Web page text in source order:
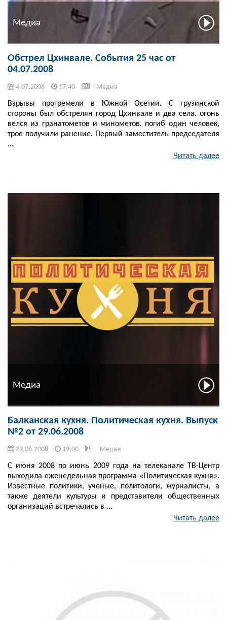
Медиа
Обстрел Цхинвале. События 25 час от
04.07.2008
4.07.2008 17:40 Медиа
Взрывы прогремели в Южной Осетии. С грузинской
стороны был обстрелян город Цхинвале и два села. огонь
велся из гранатометов и минометов. погиб один человек,
трое получили ранение. Первый заместитель председателя
...
Читать далее
Медиа
Балканская кухня. Политическая кухня. Выпуск
№2 от 29.06.2008
29.06.2008 19:00 Медиа
С июня 2008 по июнь 2009 года на телеканале ТВ-Центр
выходила еженедельная программа «Политическая кухня».
Известные политики, ученые, политологи, журналисты, а
также деятели культуры и представители общественных
организаций встречались в ...
Читать далее